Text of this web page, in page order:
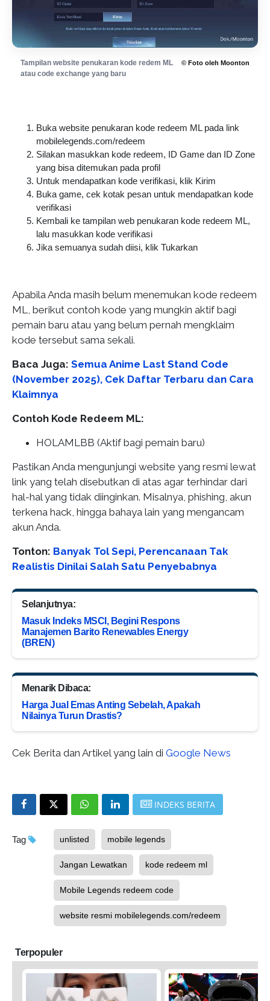
Tampilan website penukaran kode redem ML
atau code exchange yang baru
© Foto oleh Moonton
Buka website penukaran kode redeem ML pada link
mobilelegends.com/redeem
Silakan masukkan kode redeem, ID Game dan ID Zone
yang bisa ditemukan pada profil
Untuk mendapatkan kode verifikasi, klik Kirim
Buka game, cek kotak pesan untuk mendapatkan kode
verifikasi
Kembali ke tampilan web penukaran kode redeem ML,
lalu masukkan kode verifikasi
Jika semuanya sudah diisi, klik Tukarkan
Apabila Anda masih belum menemukan kode redeem
ML, berikut contoh kode yang mungkin aktif bagi
pemain baru atau yang belum pernah mengklaim
kode tersebut sama sekali.
Baca Juga: Semua Anime Last Stand Code
(November 2025), Cek Daftar Terbaru dan Cara
Klaimnya
Contoh Kode Redeem ML:
HOLAMLBB (Aktif bagi pemain baru)
Pastikan Anda mengunjungi website yang resmi lewat
link yang telah disebutkan di atas agar terhindar dari
hal-hal yang tidak diinginkan. Misalnya, phishing, akun
terkena hack, hingga bahaya lain yang mengancam
akun Anda.
Tonton: Banyak Tol Sepi, Perencanaan Tak
Realistis Dinilai Salah Satu Penyebabnya
Selanjutnya:
Masuk Indeks MSCI, Begini Respons
Manajemen Barito Renewables Energy
(BREN)
Menarik Dibaca:
Harga Jual Emas Anting Sebelah, Apakah
Nilainya Turun Drastis?
Cek Berita dan Artikel yang lain di Google News
INDEKS BERITA
Tag unlisted mobile legends
Jangan Lewatkan kode redeem ml
Mobile Legends redeem code
website resmi mobilelegends.com/redeem
Terpopuler